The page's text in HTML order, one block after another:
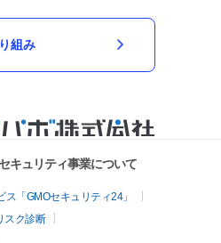
組み
キュリティ事業について
「GMOセキュリティ24」
スク診断